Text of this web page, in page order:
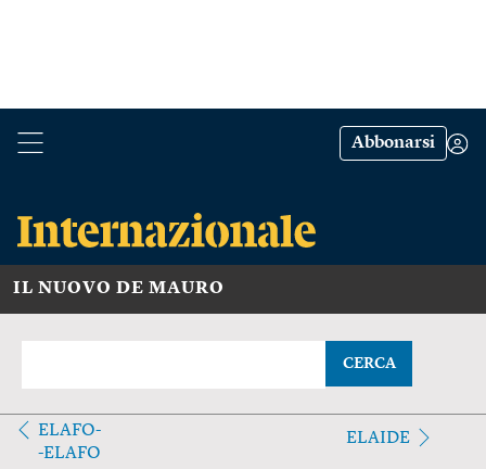
Abbonarsi
IL NUOVO DE MAURO
CERCA
ELAFO-
-ELAFO
ELAIDE